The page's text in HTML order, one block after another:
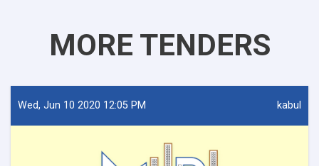
MORE TENDERS
Wed, Jun 10 2020 12:05 PM kabul